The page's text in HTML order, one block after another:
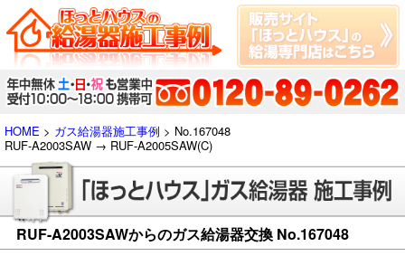
HOME > ガス給湯器施工事例 > No.167048
RUF-A2003SAW → RUF-A2005SAW(C)
RUF-A2003SAWからのガス給湯器交換 No.167048